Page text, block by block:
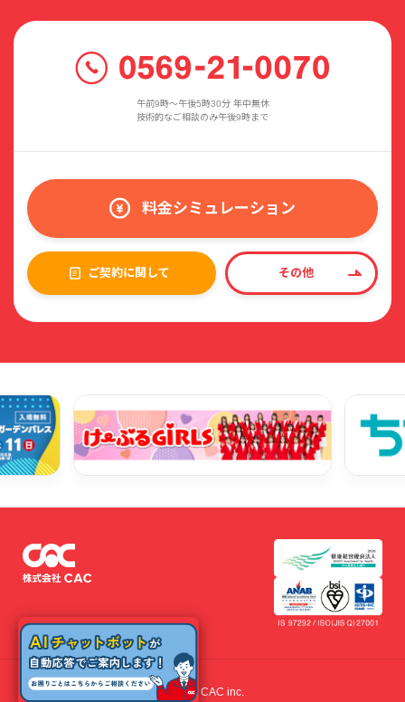
午前9時〜午後5時30分 年中無休
技術的なご相談のみ午後9時まで
料金シミュレーション
ご契約に関して その他
© 2022 CAC inc.